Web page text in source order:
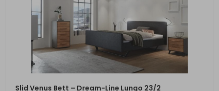
ZUM PRODUKT
Slid Venus Bett – Dream-Line Lungo 23/2